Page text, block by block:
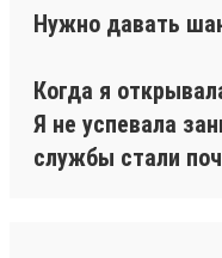
Нужно давать
Когда я
Я не успевала
службы стали